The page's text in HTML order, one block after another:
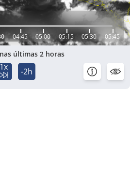
04:45 05:00 05:15 05:30 05:45
últimas 2 horas
1x -2h